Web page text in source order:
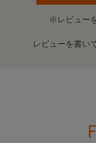
※レビュー
レビューを書い